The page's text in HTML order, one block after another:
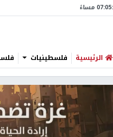
الرئيسية فلسطينيات